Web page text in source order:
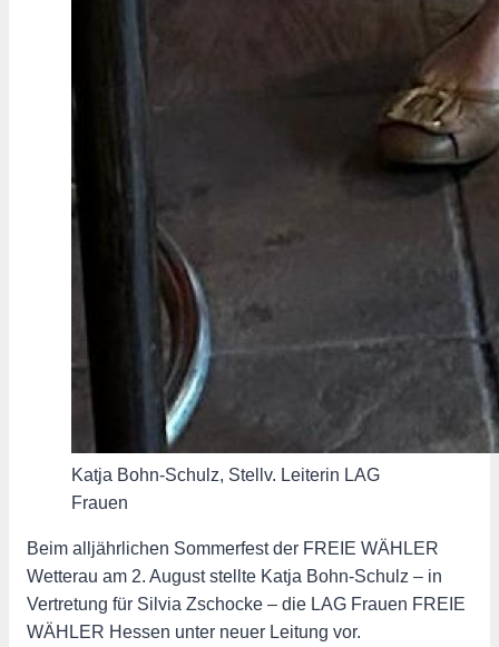
Katja Bohn-Schulz, Stellv. Leiterin LAG
Frauen
Beim alljährlichen Sommerfest der FREIE WÄHLER
Wetterau am 2. August stellte Katja Bohn-Schulz – in
Vertretung für Silvia Zschocke – die LAG Frauen FREIE
WÄHLER Hessen unter neuer Leitung vor.